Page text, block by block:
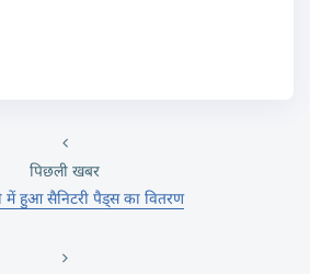
पिछली खबर
में हुआ सैनिटरी पैड्स का वितरण